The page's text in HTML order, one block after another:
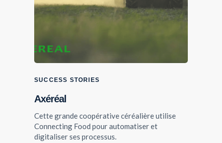
SUCCESS STORIES
Axéréal
Cette grande coopérative céréalière utilise
Connecting Food pour automatiser et
digitaliser ses processus.
SUCCESS STORIES
Groupe Mondelez